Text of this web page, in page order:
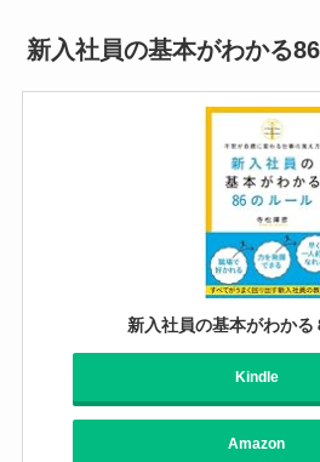
新入社員の基本がわかる
新入社員の基本がわかる
Kindle
Amazon